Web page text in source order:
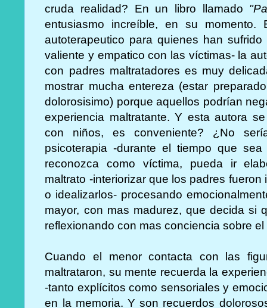
cruda realidad? En un libro llamado
entusiasmo increíble, en su momento.
autoterapeutico para quienes han
valiente y empatico con las víctimas- la
con padres maltratadores es muy
mostrar mucha entereza (estar
dolorosisimo) porque aquellos podrían
experiencia maltratante. Y esta autora
con niños, es conveniente? ¿No
psicoterapia -durante el tiempo que
reconozca como víctima, pueda ir
maltrato -interiorizar que los padres
o idealizarlos- procesando
mayor, con mas madurez, que decida si
reflexionando con mas conciencia sobre
Cuando el menor contacta con las
maltrataron, su mente recuerda la
-tanto explícitos como sensoriales y
en la memoria. Y son recuerdos